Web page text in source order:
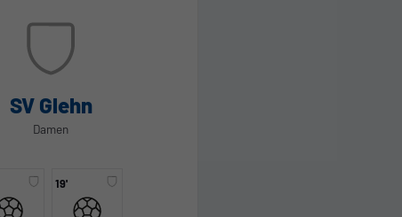
SV Glehn
Damen
19'